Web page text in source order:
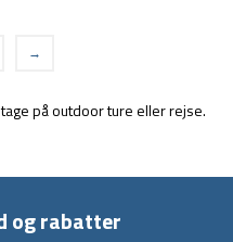
→
på outdoor ture eller rejse.
og rabatter